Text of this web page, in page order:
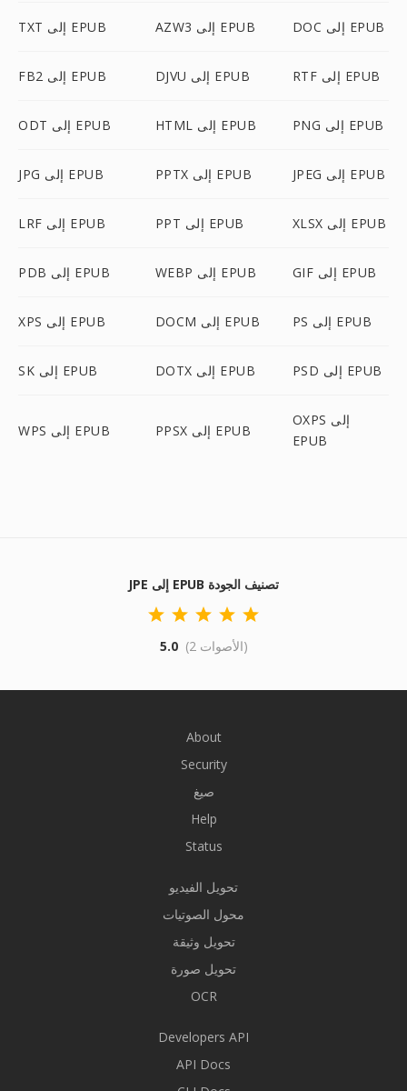
TXT إلى EPUB AZW3 إلى EPUB DOC إلى EPUB
FB2 إلى EPUB DJVU إلى EPUB RTF إلى EPUB
ODT إلى EPUB HTML إلى EPUB PNG إلى EPUB
JPG إلى EPUB PPTX إلى EPUB JPEG إلى EPUB
LRF إلى EPUB PPT إلى EPUB XLSX إلى EPUB
PDB إلى EPUB WEBP إلى EPUB GIF إلى EPUB
XPS إلى EPUB DOCM إلى EPUB PS إلى EPUB
SK إلى EPUB DOTX إلى EPUB PSD إلى EPUB
WPS إلى EPUB PPSX إلى EPUB
OXPS إلى
EPUB
JPE إلى EPUB تصنيف الجودة
5.0 (2 الأصوات)
About
Security
صيغ
Help
Status
تحويل الفيديو
محول الصوتيات
تحويل وثيقة
تحويل صورة
OCR
Developers API
API Docs